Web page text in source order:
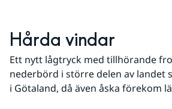
Hårda vindar
Ett nytt lågtryck med tillhörande
nederbörd i större delen av landet
i Götaland, då även åska förekom